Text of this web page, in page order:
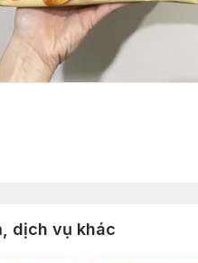
dịch vụ khác